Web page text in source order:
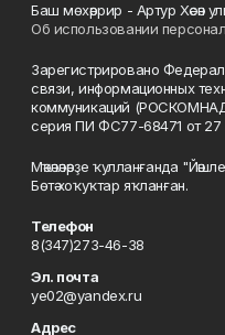
Баш мөхәррир - Артур Хәсән улы
Об использовании
Зарегистрировано
связи, информационных
коммуникаций
серия ПИ ФС77-68471 от 27
Мәҡәләләрҙе ҡулланғанда
Бөтә хоҡуҡтар яҡланған.
Телефон
8(347)273-46-38
Эл. почта
ye02@yandex.ru
Адрес